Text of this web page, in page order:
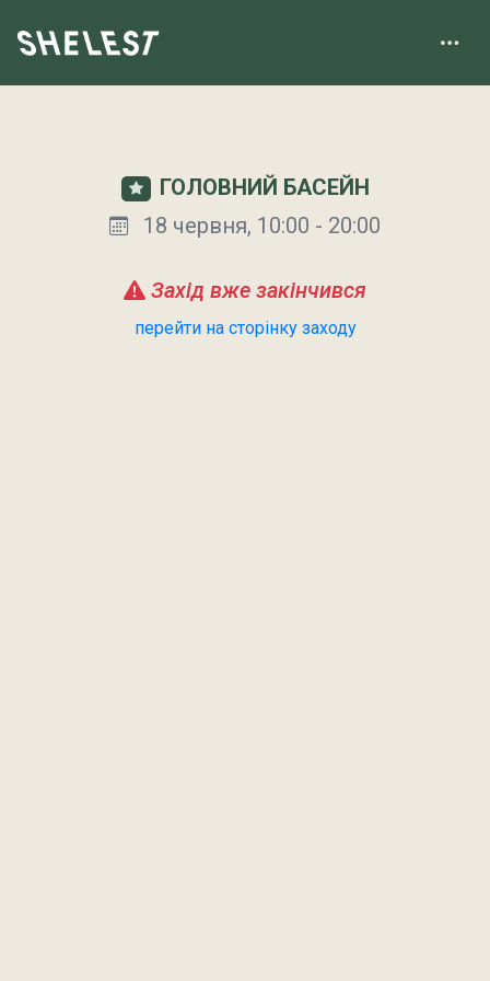
ГОЛОВНИЙ БАСЕЙН
18 червня, 10:00 - 20:00
Захід вже закінчився
перейти на сторінку заходу